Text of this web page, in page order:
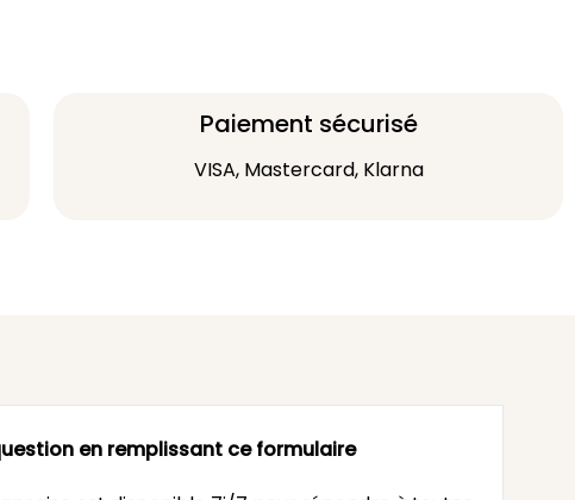
Paiement sécurisé
VISA, Mastercard, Klarna
en remplissant ce formulaire